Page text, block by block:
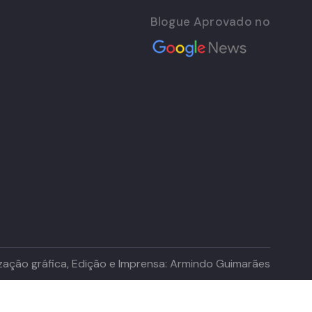
Blogue Aprovado no
gráfica, Edição e Imprensa: Armindo Guimarães